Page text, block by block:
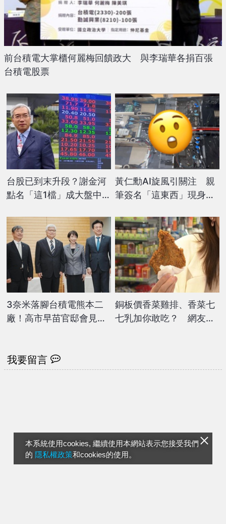
本系統使用cookies, 繼續使用本網站表示您接受我們
的 隱私權政策和cookies的使用。
前台積電大掌櫃何麗梅回饋政大 與李瑞華各捐百張
台積電股票
台股已到末升段？謝金河
點名「這1檔」成大盤中流
關鍵」
黃仁勳AI旋風引關注 親
筆簽名「這東西」現身鴻
3奈米落腳台積電熊本二
廠！高市早苗官邸會見魏
銅板價香菜雞排、香菜七
七乳加你敢吃？ 網友標
我要留言